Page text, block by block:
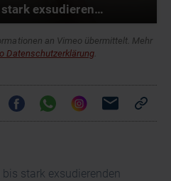
Versorgung mäßig bis stark exsudierender Wunden – Superabsorber und Foam
an Vimeo übermittelt. Mehr
Datenschutzerklärung.
stark exsudierenden